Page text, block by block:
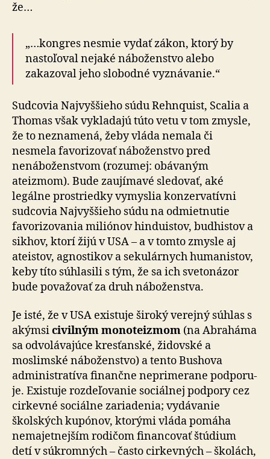
že…
„…kongres nesmie vydať zákon, ktorý by
nastoľoval nejaké náboženstvo alebo
zakazoval jeho slobodné vyznávanie.“
Sudcovia Najvyššieho súdu Rehnquist, Scalia a
Thomas však vykladajú túto vetu v tom zmysle,
že to neznamená, žeby vláda nemala či
nesmela favorizovať náboženstvo pred
nenáboženstvom (rozumej: obávaným
ateizmom). Bude zaujímavé sledovať, aké
legálne prostriedky vymyslia konzervatívni
sudcovia Najvyššieho súdu na odmietnutie
favorizovania miliónov hinduistov, bud­his­tov a
sikhov, ktorí žijú v USA – a v tomto zmysle aj
ateistov, agnostikov a sekulárnych humanistov,
keby títo súhlasili s tým, že sa ich svetonázor
bude považovať za druh náboženstva.
Je isté, že v USA existuje široký verejný súhlas s
akýmsicivilným monoteizmom (na Abraháma
sa odvolávajúce kresťanské, židovské a
moslimské náboženstvo) a tento Bushova
administratíva finančne neprimerane pod­po­ru­
je. Existuje rozdeľovanie sociálnej podpory cez
cirkevné sociálne zariadenia; vydávanie
školských kupónov, ktorými vláda pomáha
nemajetnejším rodičom fi­nan­co­vať štúdium
detí v súkromných – často cirkevných – školách,